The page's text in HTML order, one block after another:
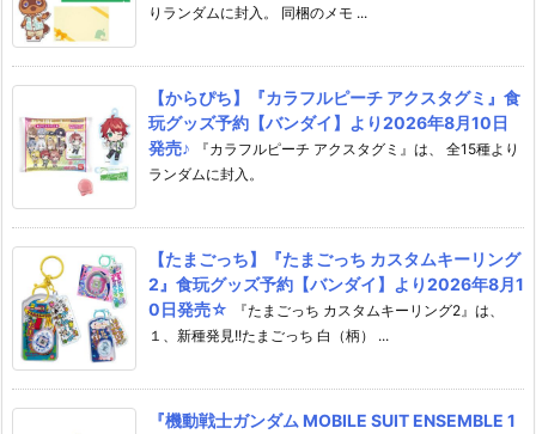
りランダムに封入。 同梱のメモ ...
【からぴち】『カラフルピーチ アクスタグミ』食
玩グッズ予約【バンダイ】より2026年8月10日
発売♪
『カラフルピーチ アクスタグミ』は、 全15種より
ランダムに封入。
【たまごっち】『たまごっち カスタムキーリング
2』食玩グッズ予約【バンダイ】より2026年8月1
0日発売☆
『たまごっち カスタムキーリング2』は、
１、新種発見!!たまごっち 白（柄） ...
『機動戦士ガンダム MOBILE SUIT ENSEMBLE 1